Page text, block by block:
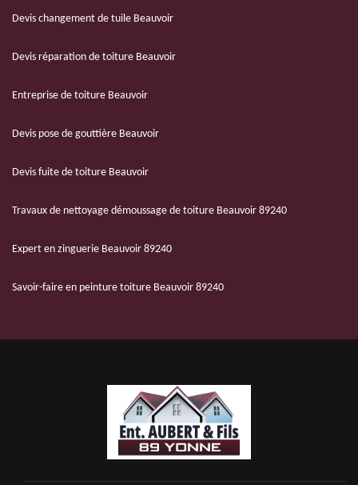
Devis changement de tuile Beauvoir
Devis réparation de toiture Beauvoir
Entreprise de toiture Beauvoir
Devis pose de gouttière Beauvoir
Devis fuite de toiture Beauvoir
Travaux de nettoyage démoussage de toiture Beauvoir 89240
Expert en zinguerie Beauvoir 89240
Savoir-faire en peinture toiture Beauvoir 89240